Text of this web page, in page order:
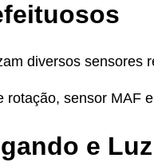
diversos sensores
rotação, sensor MAF
e